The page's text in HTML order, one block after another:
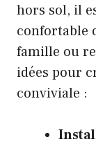
hors sol, il
confortable
famille ou
idées pour
conviviale :